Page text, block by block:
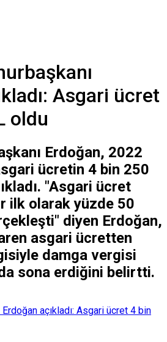
Asgari ücret
oldu
Erdoğan, 2022
ücretin 4 bin 250
"Asgari ücret
ilk olarak yüzde 50
diyen Erdoğan,
asgari ücretten
damga vergisi
sona erdiğini belirtti.